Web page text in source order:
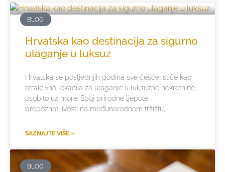
BLOG
Hrvatska kao destinacija za sigurno
ulaganje u luksuz
Hrvatska se posljednjih godina sve češće ističe kao
atraktivna lokacija za ulaganje u luksuzne nekretnine,
osobito uz more. Spoj prirodne ljepote,
prepoznatljivosti na međunarodnom tržištu,
SAZNAJTE VIŠE »
BLOG